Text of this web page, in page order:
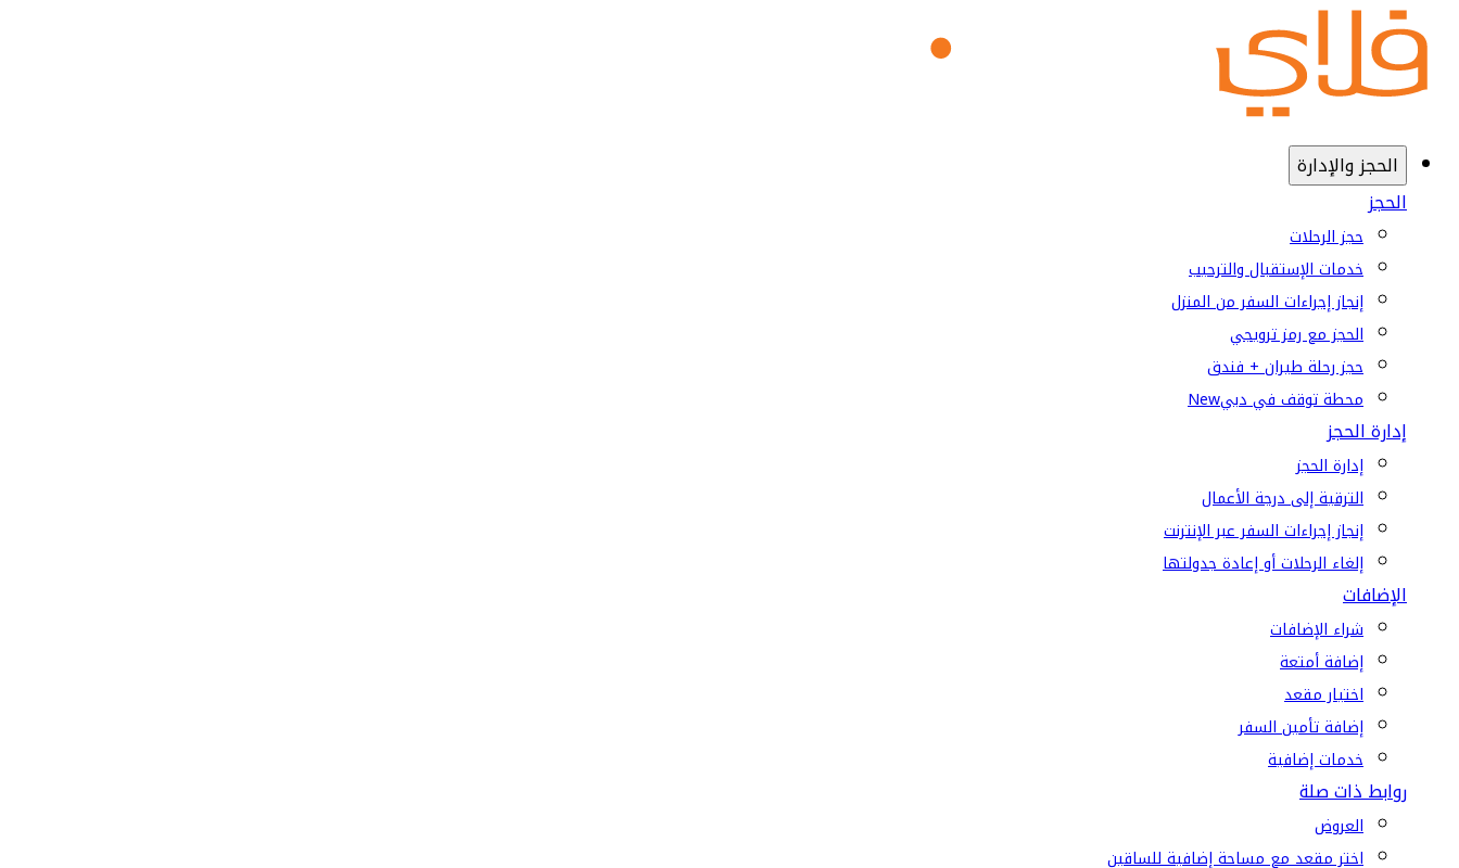
الحجز والإدارة
الحجز
حجز الرحلات
خدمات الإستقبال والترحيب
إنجاز إجراءات السفر من المنزل
الحجز مع رمز ترويجي
حجز رحلة طيران + فندق
محطة توقف في دبيNew
إدارة الحجز
إدارة الحجز
الترقية إلى درجة الأعمال
إنجاز إجراءات السفر عبر الإنترنت
إلغاء الرحلات أو إعادة جدولتها
الإضافات
شراء الإضافات
إضافة أمتعة
اختيار مقعد
إضافة تأمين السفر
خدمات إضافية
روابط ذات صلة
العروض
اختر مقعد مع مساحة إضافية للساقين